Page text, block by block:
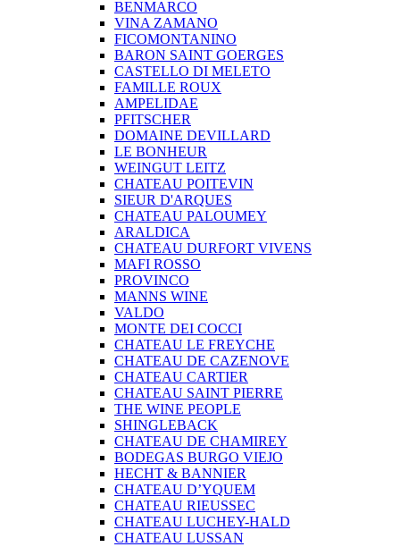
BENMARCO
VINA ZAMANO
FICOMONTANINO
BARON SAINT GOERGES
CASTELLO DI MELETO
FAMILLE ROUX
AMPELIDAE
PFITSCHER
DOMAINE DEVILLARD
LE BONHEUR
WEINGUT LEITZ
CHATEAU POITEVIN
SIEUR D'ARQUES
CHATEAU PALOUMEY
ARALDICA
CHATEAU DURFORT VIVENS
MAFI ROSSO
PROVINCO
MANNS WINE
VALDO
MONTE DEI COCCI
CHATEAU LE FREYCHE
CHATEAU DE CAZENOVE
CHATEAU CARTIER
CHATEAU SAINT PIERRE
THE WINE PEOPLE
SHINGLEBACK
CHATEAU DE CHAMIREY
BODEGAS BURGO VIEJO
HECHT & BANNIER
CHATEAU D’YQUEM
CHATEAU RIEUSSEC
CHATEAU LUCHEY-HALD
CHATEAU LUSSAN